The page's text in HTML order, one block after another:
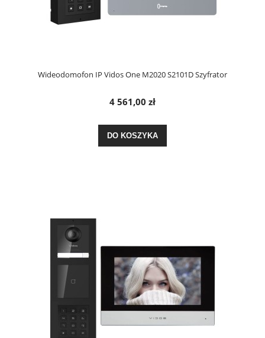
Wideodomofon IP Vidos One M2020 S2101D Szyfrator
4 561,00 zł
DO KOSZYKA